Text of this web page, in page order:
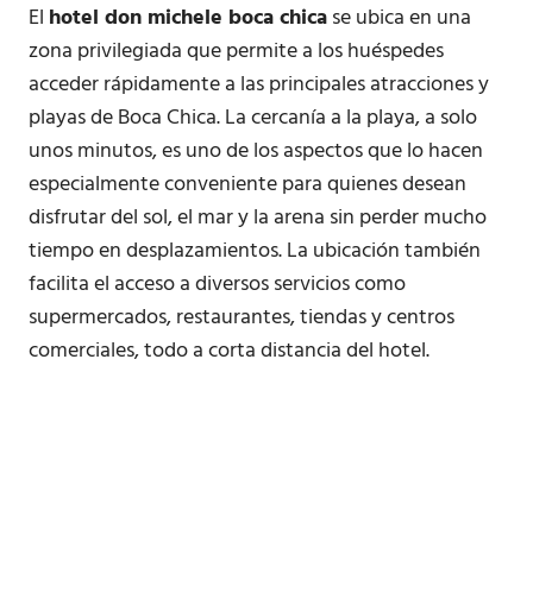
El hotel don michele boca chicase ubica en una
zona privilegiada que permite a los huéspedes
acceder rápidamente a las principales atracciones y
playas de Boca Chica. La cercanía a la playa, a solo
unos minutos, es uno de los aspectos que lo hacen
especialmente conveniente para quienes desean
disfrutar del sol, el mar y la arena sin perder mucho
tiempo en desplazamientos. La ubicación también
facilita el acceso a diversos servicios como
supermercados, restaurantes, tiendas y centros
comerciales, todo a corta distancia del hotel.